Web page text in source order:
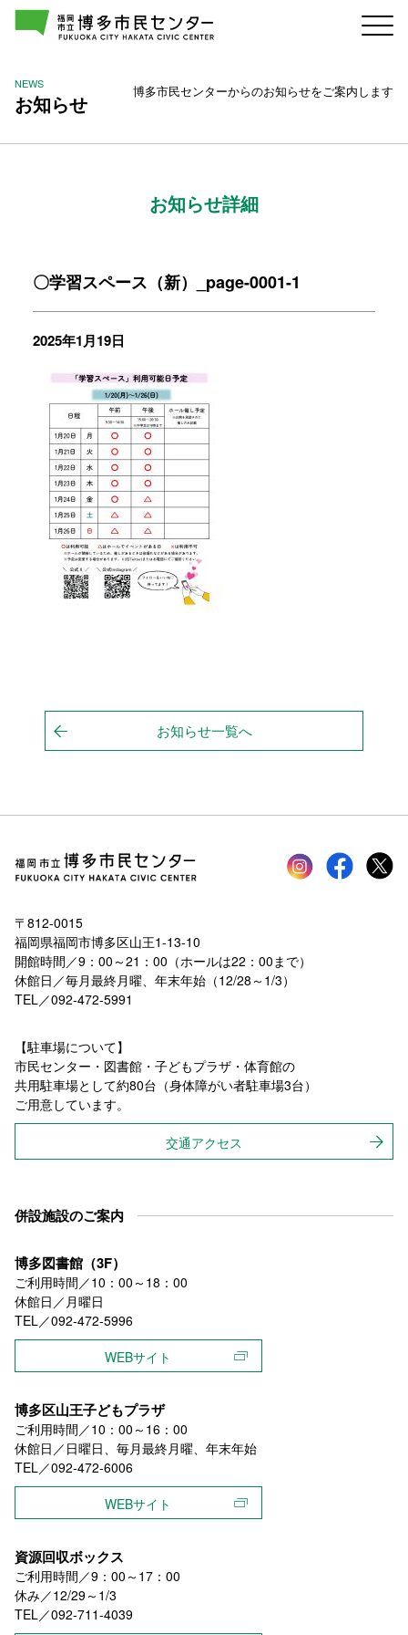
NEWS
お知らせ 博多市民センターからのお知らせをご案内します
お知らせ詳細
〇学習スペース（新）_page-0001-1
2025年1月19日
お知らせ一覧へ
Instagramfacebook
〒812-0015
福岡県福岡市博多区山王1-13-10
開館時間／9：00～21：00（ホールは22：00まで）
休館日／毎月最終月曜、年末年始（12/28～1/3）
TEL／092-472-5991
【駐車場について】
市民センター・図書館・子どもプラザ・体育館の
共用駐車場として約80台（身体障がい者駐車場3台）
ご用意しています。
交通アクセス
併設施設のご案内
博多図書館（3F）
ご利用時間／10：00～18：00
休館日／月曜日
TEL／092-472-5996
WEBサイト
博多区山王子どもプラザ
ご利用時間／10：00～16：00
休館日／日曜日、毎月最終月曜、年末年始
TEL／092-472-6006
WEBサイト
資源回収ボックス
ご利用時間／9：00～17：00
休み／12/29～1/3
TEL／092-711-4039